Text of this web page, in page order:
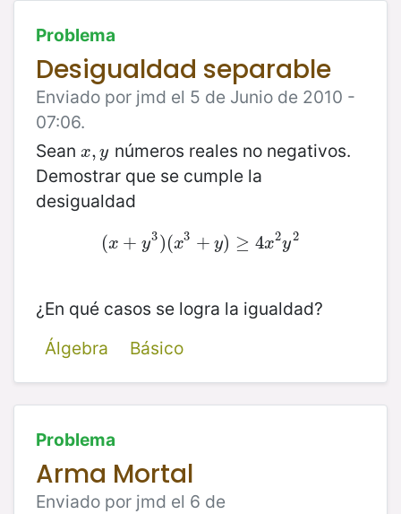
Problema
Desigualdad separable
Enviado por jmd el 5 de Junio de 2010 -
07:06.
Sean x, y
x,y números reales no negativos.
Demostrar que se cumple la
desigualdad
(x + y3)(x3 + y) ≥ 4x2y2
( x+ y3)(x3 +y)≥ 4x2y2
¿En qué casos se logra la igualdad?
Álgebra
Básico
Problema
Arma Mortal
Enviado por jmd el 6 de